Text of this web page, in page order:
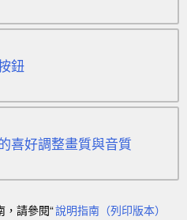
鈕
喜好調整畫質與音質
，請參閱“說明指南 （列印版本）